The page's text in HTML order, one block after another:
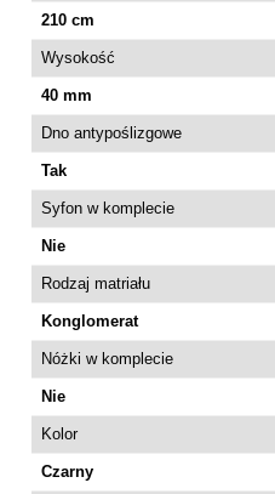
210 cm
Wysokość
40 mm
Dno antypoślizgowe
Tak
Syfon w komplecie
Nie
Rodzaj matriału
Konglomerat
Nóżki w komplecie
Nie
Kolor
Czarny